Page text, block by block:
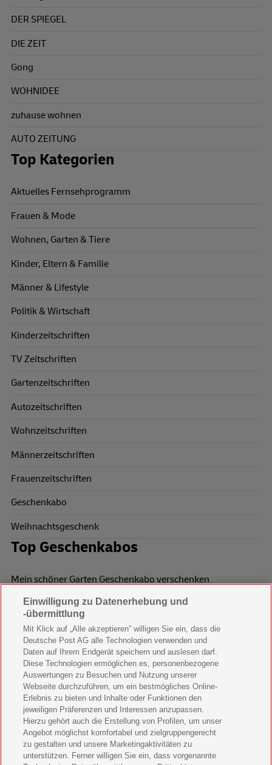
DER SPIEGEL
DIE ZEIT
Gong
WOHNIDEE
zuhause wohnen
AUTO ZEITUNG
Top Kategorien
Aktuelles Fernsehprogramm
Frauen & Mode
Wohnen, Garten & Tiere
Kinder, Eltern & Familie
Männer & Lifestyle
Politik & Wirtschaft
Kinderzeitschriften
TV Zeitschriften
Gartenzeitschriften
Autozeitschriften
Wohnzeitschriften
Männerzeitschriften
Frauenzeitschriften
Geschenkabo
Weihnachtsgeschenk
Top Geschenkabos
Mein schöner Garten Geschenkabo verschenken
Wohnen & Garten Geschenkabo verschenken
Mein schönes Land Geschenkabo verschenken
Bild der Frau Geschenkabo verschenken
11 Freunde Geschenkabo verschenken
LEGO Ninjago Magazin Geschenkabo verschenken
Brigitte Geschenkabo verschenken
GEOlino Geschenkabo verschenken
Einwilligung zu Datenerhebung und
-übermittlung
Mit Klick auf „Alle akzeptieren” willigen Sie ein, dass die
Deutsche Post AG alle Technologien verwenden und
Daten auf Ihrem Endgerät speichern und auslesen darf.
Diese Technologien ermöglichen es, personenbezogene
Auswertungen zu Besuchen und Nutzung unserer
Webseite durchzuführen, um ein bestmögliches Online-
Erlebnis zu bieten und Inhalte oder Funktionen den
jeweiligen Präferenzen und Interessen anzupassen.
Hierzu gehört auch die Erstellung von Profilen, um unser
Angebot möglichst komfortabel und zielgruppengerecht
zu gestalten und unsere Marketingaktivitäten zu
unterstützen. Ferner willigen Sie ein, dass vorgenannte